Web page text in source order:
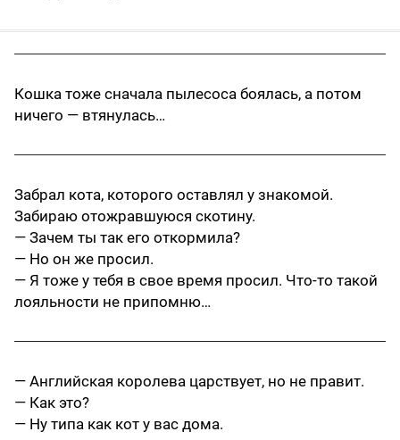
Кошка тоже сначала пылесоса боялась, а потом
ничего — втянулась…
Забрал кота, которого оставлял у знакомой.
Забираю отожравшуюся скотину.
— Зачем ты так его откормила?
— Но он же просил.
— Я тоже у тебя в свое время просил. Что-то такой
лояльности не припомню…
— Английская королева царствует, но не правит.
— Как это?
— Ну типа как кот у вас дома.